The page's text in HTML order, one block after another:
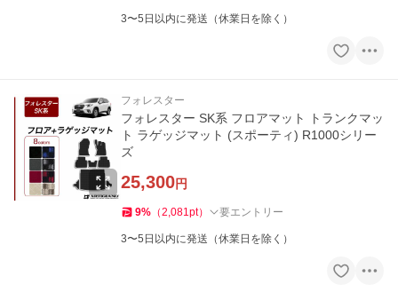
3〜5日以内に発送（休業日を除く）
フォレスター
フォレスター SK系 フロアマット トランクマッ
ト ラゲッジマット (スポーティ) R1000シリー
ズ
25,300円
9% （2,081pt） 要エントリー
3〜5日以内に発送（休業日を除く）